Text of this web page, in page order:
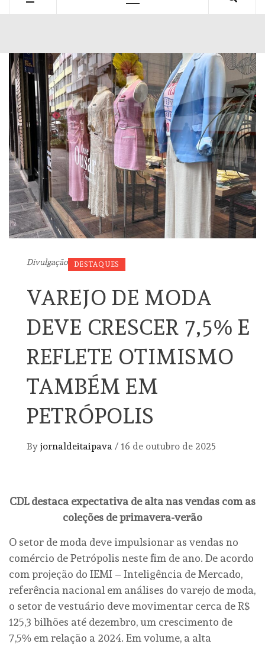
Divulgação DESTAQUES
VAREJO DE MODA
DEVE CRESCER 7,5% E
REFLETE OTIMISMO
TAMBÉM EM
PETRÓPOLIS
By jornaldeitaipava / 16 de outubro de 2025
CDL destaca expectativa de alta nas vendas com as
coleções de primavera-verão
O setor de moda deve impulsionar as vendas no
comércio de Petrópolis neste fim de ano. De acordo
com projeção do IEMI – Inteligência de Mercado,
referência nacional em análises do varejo de moda,
o setor de vestuário deve movimentar cerca de R$
125,3 bilhões até dezembro, um crescimento de
7,5% em relação a 2024. Em volume, a alta